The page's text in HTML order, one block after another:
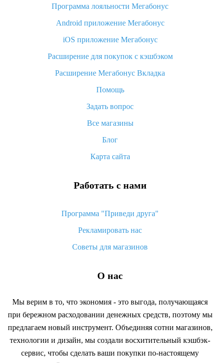
Как узнать, куда пришла посылка с Алиэкспресс
Вы отменили заказ на Алиэкспресс, когда вернут деньги?
Что такое баллы на Алиэкспресс, как их получить и
«AliExpress Standard Shipping»: что это за метод доставки и
как его отслеживать
Как покупать оптом на Алиэкспресс
Что делать, если не пришел товар с Алиэкспресс
возврата денег
Программа лояльности Мегабонус
Android приложение Мегабонус
iOS приложение Мегабонус
Расширение для покупок с кэшбэком
Расширение Мегабонус Вкладка
Помощь
Задать вопрос
Все магазины
Блог
Карта сайта
Работать с нами
Программа "Приведи друга"
Рекламировать нас
Советы для магазинов
О нас
Мы верим в то, что экономия - это выгода, получающаяся
при бережном расходовании денежных средств, поэтому мы
предлагаем новый инструмент. Объединяя сотни магазинов,
технологии и дизайн, мы создали восхитительный кэшбэк-
сервис, чтобы сделать ваши покупки по-настоящему